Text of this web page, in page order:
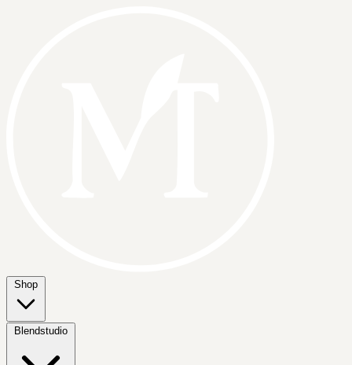
Shop
Blendstudio